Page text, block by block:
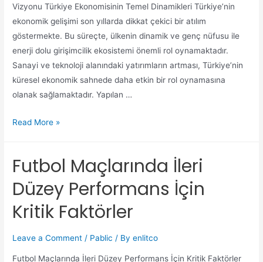
Vizyonu Türkiye Ekonomisinin Temel Dinamikleri Türkiye’nin
ekonomik gelişimi son yıllarda dikkat çekici bir atılım
göstermekte. Bu süreçte, ülkenin dinamik ve genç nüfusu ile
enerji dolu girişimcilik ekosistemi önemli rol oynamaktadır.
Sanayi ve teknoloji alanındaki yatırımların artması, Türkiye’nin
küresel ekonomik sahnede daha etkin bir rol oynamasına
olanak sağlamaktadır. Yapılan …
Read More »
Futbol Maçlarında İleri
Düzey Performans İçin
Kritik Faktörler
Leave a Comment / Pablic / Byenlitco
Futbol Maçlarında İleri Düzey Performans İçin Kritik Faktörler